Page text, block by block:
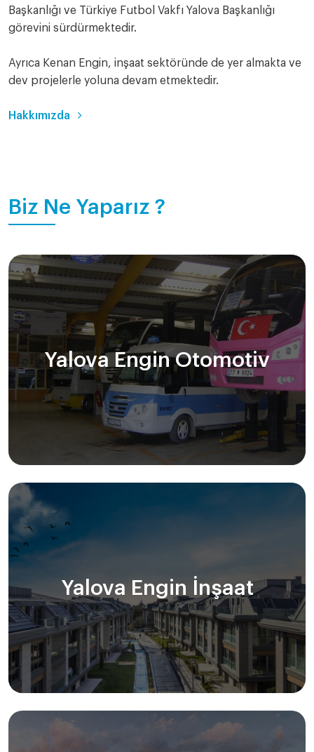
Başkanlığı ve Türkiye Futbol Vakfı Yalova Başkanlığı
görevini sürdürmektedir.
Ayrıca Kenan Engin, inşaat sektöründe de yer almakta ve
dev projelerle yoluna devam etmektedir.
Hakkımızda
Biz Ne Yaparız ?
Yalova Engin Otomotiv
Yalova Engin İnşaat